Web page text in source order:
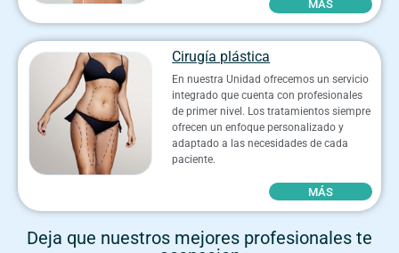
MÁS
Cirugía plástica
En nuestra Unidad ofrecemos un servicio
integrado que cuenta con profesionales
de primer nivel. Los tratamientos siempre
ofrecen un enfoque personalizado y
adaptado a las necesidades de cada
paciente.
MÁS
Deja que nuestros mejores profesionales te